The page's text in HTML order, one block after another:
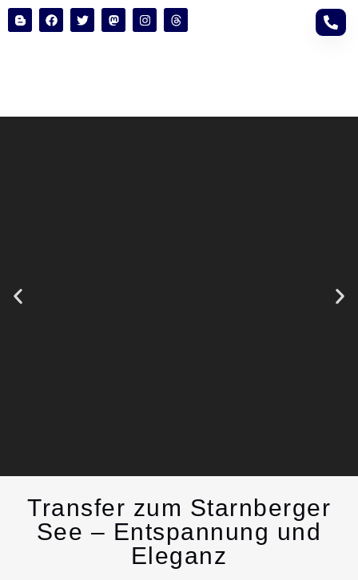
Luxus
Limousinen
Transfer zum Starnberger
See – Entspannung und
Eleganz